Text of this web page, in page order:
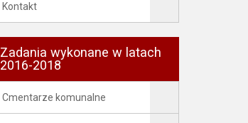
Kontakt
Zadania wykonane w latach
2016-2018
Cmentarze komunalne